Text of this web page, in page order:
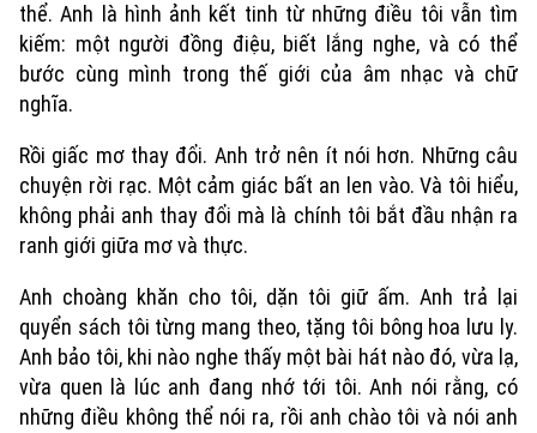
thể. Anh là hình ảnh kết tinh từ những điều tôi vẫn tìm
kiếm: một người đồng điệu, biết lắng nghe, và có thể
bước cùng mình trong thế giới của âm nhạc và chữ
nghĩa.
Rồi giấc mơ thay đổi. Anh trở nên ít nói hơn. Những câu
chuyện rời rạc. Một cảm giác bất an len vào. Và tôi hiểu,
không phải anh thay đổi mà là chính tôi bắt đầu nhận ra
ranh giới giữa mơ và thực.
Anh choàng khăn cho tôi, dặn tôi giữ ấm. Anh trả lại
quyển sách tôi từng mang theo, tặng tôi bông hoa lưu ly.
Anh bảo tôi, khi nào nghe thấy một bài hát nào đó, vừa lạ,
vừa quen là lúc anh đang nhớ tới tôi. Anh nói rằng, có
những điều không thể nói ra, rồi anh chào tôi và nói anh